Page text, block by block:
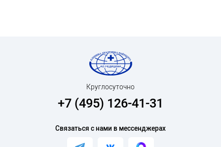
Круглосуточно
+7 (495) 126-41-31
Связаться с нами в мессенджерах